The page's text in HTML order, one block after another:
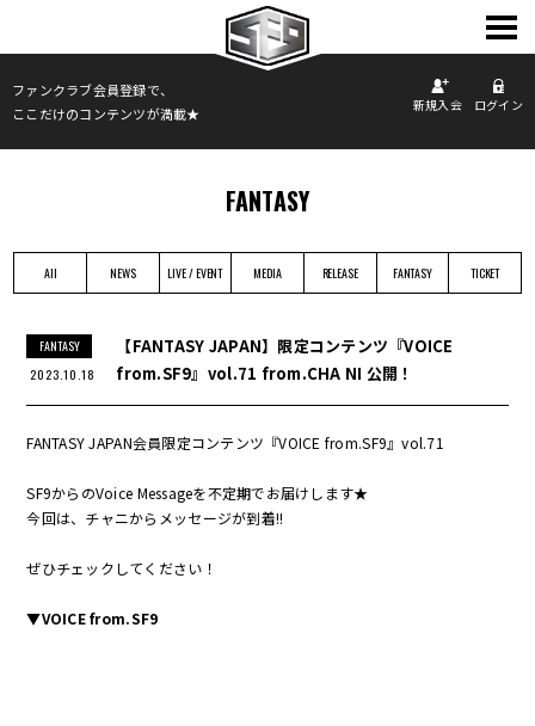
ファンクラブ会員登録で、
ここだけのコンテンツが満載★
新規入会 ログイン
PROFILE
DISCOGRAPHY
PHOTO
MOVIE
FANTASY
All NEWS LIVE / EVENT MEDIA RELEASE FANTASY TICKET
FANTASY
2023.10.18
【FANTASY JAPAN】限定コンテンツ『VOICE
from.SF9』vol.71 from.CHA NI 公開！
FANTASY JAPAN会員限定コンテンツ『VOICE from.SF9』vol.71
SF9からのVoice Messageを不定期でお届けします★
今回は、チャニからメッセージが到着!!
ぜひチェックしてください！
▼VOICE from.SF9